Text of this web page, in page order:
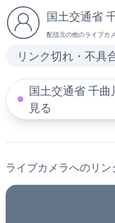
国土交通省
配信元の他のライブカ
リンク切れ・不具
国土交通省 千
見る
ライブカメラへのリン